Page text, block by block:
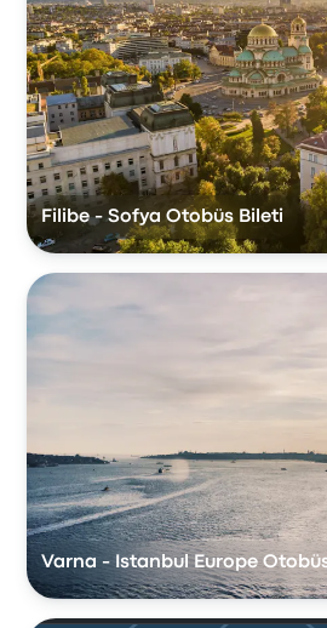
Filibe - Sofya Otobüs Bileti
Varna - Istanbul Europe